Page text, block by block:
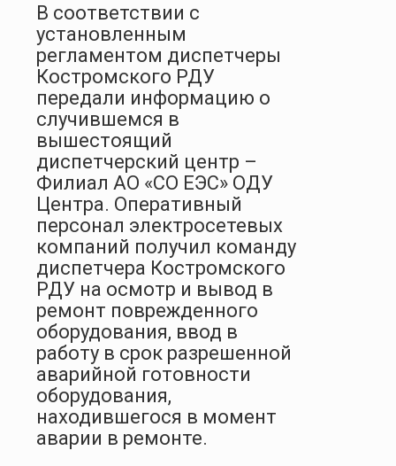
В соответствии с
установленным
регламентом диспетчеры
Костромского РДУ
передали информацию о
случившемся в
вышестоящий
диспетчерский центр –
Филиал АО «СО ЕЭС» ОДУ
Центра. Оперативный
персонал электросетевых
компаний получил команду
диспетчера Костромского
РДУ на осмотр и вывод в
ремонт поврежденного
оборудования, ввод в
работу в срок разрешенной
аварийной готовности
оборудования,
находившегося в момент
аварии в ремонте.